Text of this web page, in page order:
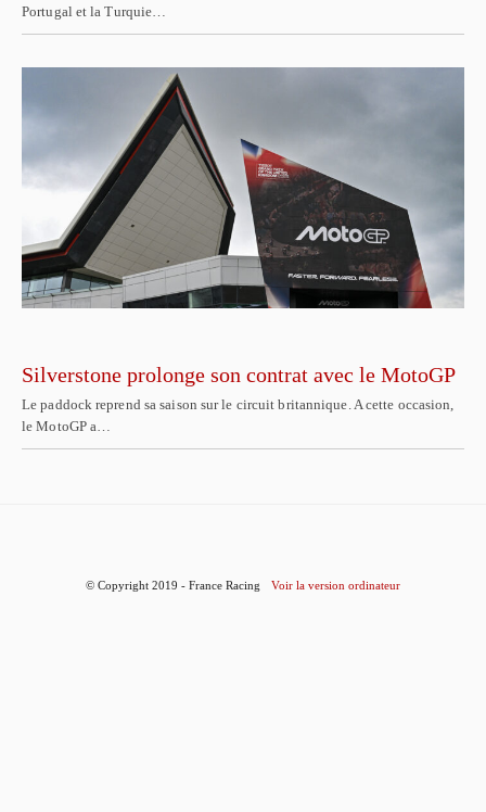
Portugal et la Turquie…
Silverstone prolonge son contrat avec le MotoGP
Le paddock reprend sa saison sur le circuit britannique. A cette occasion,
le MotoGP a…
© Copyright 2019 - France Racing Voir la version ordinateur